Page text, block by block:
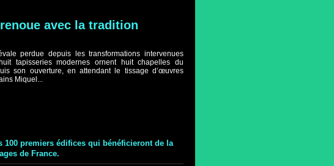
avec la tradition
perdue depuis les transformations intervenues
tapisseries modernes ornent huit chapelles du
son ouverture, en attendant le tissage d’œuvres
Miquel...
premiers édifices qui bénéficieront de la
de France.